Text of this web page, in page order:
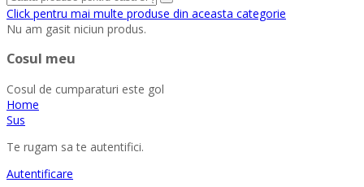
Click pentru mai multe produse din aceasta categorie
Nu am gasit niciun produs.
Cosul meu
Cosul de cumparaturi este gol
Home
Sus
Te rugam sa te autentifici.
Autentificare